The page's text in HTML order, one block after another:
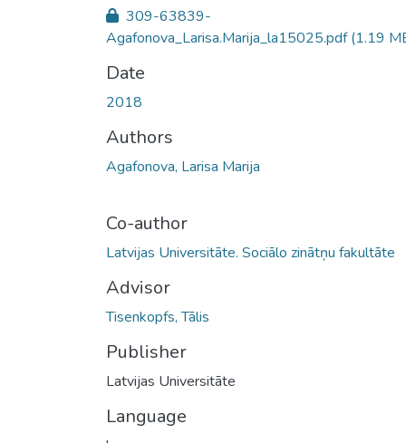
309-63839-
Agafonova_Larisa.Marija_la15025.pdf(1.19
Date
2018
Authors
Agafonova, Larisa Marija
Co-author
Latvijas Universitāte. Sociālo zinātņu fakultāte
Advisor
Tisenkopfs, Tālis
Publisher
Latvijas Universitāte
Language